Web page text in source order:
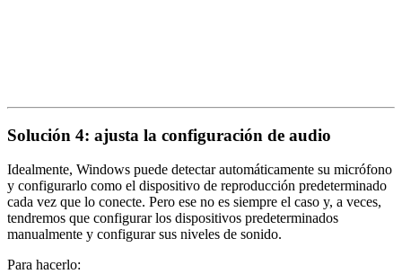
Solución 4: ajusta la configuración de audio
Idealmente, Windows puede detectar automáticamente su micrófono
y configurarlo como el dispositivo de reproducción predeterminado
cada vez que lo conecte. Pero ese no es siempre el caso y, a veces,
tendremos que configurar los dispositivos predeterminados
manualmente y configurar sus niveles de sonido.
Para hacerlo: